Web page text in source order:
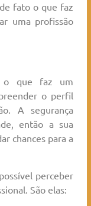
fato o que faz
uma profissão
o que faz um
o perfil
A segurança
então a sua
chances para a
perceber
São elas: